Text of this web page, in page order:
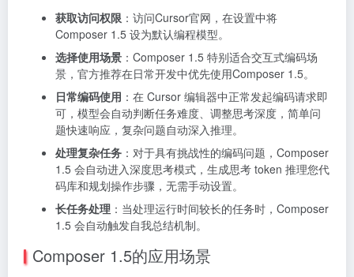
获取访问权限 ：访问Cursor官网，在设置中将
Composer 1.5 设为默认编程模型。
选择使用场景 ：Composer 1.5 特别适合交互式编码场
景，官方推荐在日常开发中优先使用Composer 1.5。
日常编码使用 ：在 Cursor 编辑器中正常发起编码请求即
可，模型会自动判断任务难度、调整思考深度，简单问
题快速响应，复杂问题自动深入推理。
处理复杂任务 ：对于具有挑战性的编码问题，Composer
1.5 会自动进入深度思考模式，生成思考 token 推理您代
码库和规划操作步骤，无需手动设置。
长任务处理 ：当处理运行时间较长的任务时，Composer
1.5 会自动触发自我总结机制。
Composer 1.5的应用场景